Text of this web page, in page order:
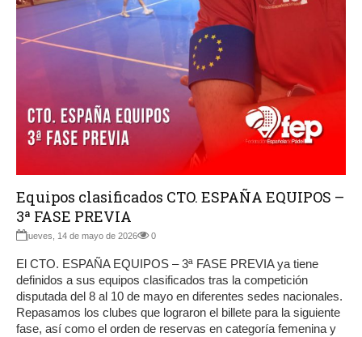
Equipos clasificados CTO. ESPAÑA EQUIPOS –
3ª FASE PREVIA
jueves, 14 de mayo de 2026 0
El CTO. ESPAÑA EQUIPOS – 3ª FASE PREVIA ya tiene
definidos a sus equipos clasificados tras la competición
disputada del 8 al 10 de mayo en diferentes sedes nacionales.
Repasamos los clubes que lograron el billete para la siguiente
fase, así como el orden de reservas en categoría femenina y